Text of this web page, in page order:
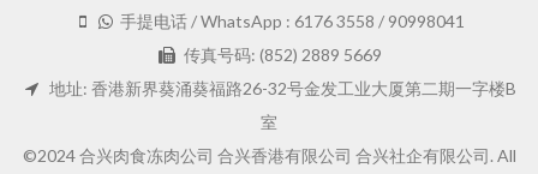
手提电话 / WhatsApp : 6176 3558 / 90998041
传真号码: (852) 2889 5669
地址: 香港新界葵涌葵福路26-32号金发工业大厦第二期一字楼B
室
©2024 合兴肉食冻肉公司 合兴香港有限公司 合兴社企有限公司. All